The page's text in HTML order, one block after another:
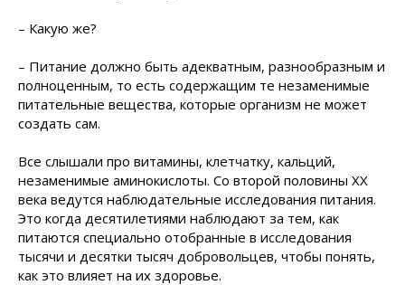
– Какую же?
– Питание должно быть адекватным, разнообразным и
полноценным, то есть содержащим те незаменимые
питательные вещества, которые организм не может
создать сам.
Все слышали про витамины, клетчатку, кальций,
незаменимые аминокислоты. Со второй половины XX
века ведутся наблюдательные исследования питания.
Это когда десятилетиями наблюдают за тем, как
питаются специально отобранные в исследования
тысячи и десятки тысяч добровольцев, чтобы понять,
как это влияет на их здоровье.